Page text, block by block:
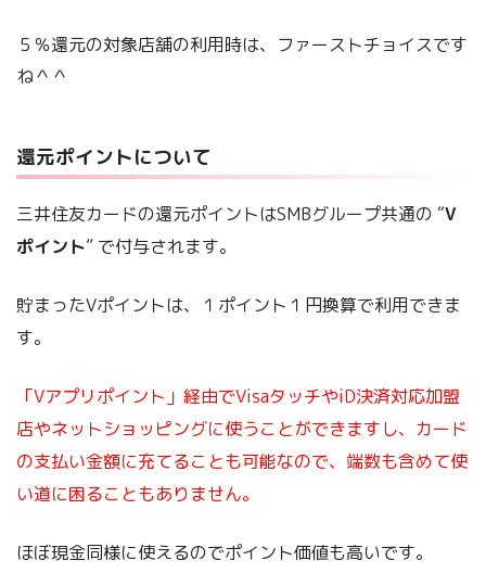
５％還元の対象店舗の利用時は、ファーストチョイスです
ね＾＾
還元ポイントについて
三井住友カードの還元ポイントはSMBグループ共通の “V
ポイント” で付与されます。
貯まったVポイントは、１ポイント１円換算で利用できま
す。
「Vアプリポイント」経由でVisaタッチやiD決済対応加盟
店やネットショッピングに使うことができますし、カード
の支払い金額に充てることも可能なので、端数も含めて使
い道に困ることもありません。
ほぼ現金同様に使えるのでポイント価値も高いです。